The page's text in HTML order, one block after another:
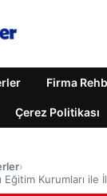
Firma
Çerez Politikası
›
Eğitim Kurumları ile